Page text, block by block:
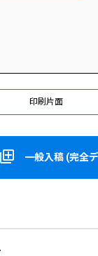
印刷片面
一般入稿 (完全